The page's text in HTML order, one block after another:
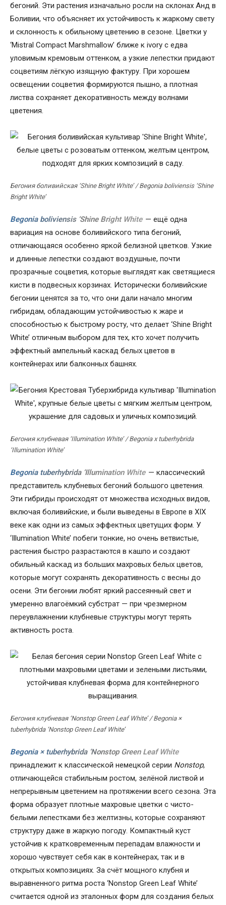
бегоний. Эти растения изначально росли на склонах Анд в
Боливии, что объясняет их устойчивость к жаркому свету
и склонность к обильному цветению в сезоне. Цветки у
‘Mistral Compact Marshmallow’ ближе к ivory с едва
уловимым кремовым оттенком, а узкие лепестки придают
соцветиям лёгкую изящную фактуру. При хорошем
освещении соцветия формируются пышно, а плотная
листва сохраняет декоративность между волнами
цветения.
Бегония боливийская ‘Shine Bright White’ / Begonia boliviensis ‘Shine
Bright White’
Begonia boliviensis ‘Shine Bright White’ — ещё одна
вариация на основе боливийского типа бегоний,
отличающаяся особенно яркой белизной цветков. Узкие
и длинные лепестки создают воздушные, почти
прозрачные соцветия, которые выглядят как светящиеся
кисти в подвесных корзинах. Исторически боливийские
бегонии ценятся за то, что они дали начало многим
гибридам, обладающим устойчивостью к жаре и
способностью к быстрому росту, что делает ‘Shine Bright
White’ отличным выбором для тех, кто хочет получить
эффектный ампельный каскад белых цветов в
контейнерах или балконных башнях.
Бегония клубневая ‘Illumination White’ / Begonia x tuberhybrida
‘Illumination White’
Begonia tuberhybrida ‘Illumination White’ — классический
представитель клубневых бегоний большого цветения.
Эти гибриды происходят от множества исходных видов,
включая боливийские, и были выведены в Европе в XIX
веке как одни из самых эффектных цветущих форм. У
‘Illumination White’ побеги тонкие, но очень ветвистые,
растения быстро разрастаются в кашпо и создают
обильный каскад из больших махровых белых цветов,
которые могут сохранять декоративность с весны до
осени. Эти бегонии любят яркий рассеянный свет и
умеренно влагоёмкий субстрат — при чрезмерном
переувлажнении клубневые структуры могут терять
активность роста.
Бегония клубневая ‘Nonstop Green Leaf White’ / Begonia ×
tuberhybrida ‘Nonstop Green Leaf White’
Begonia × tuberhybrida ‘Nonstop Green Leaf White’
принадлежит к классической немецкой серии Nonstop,
отличающейся стабильным ростом, зелёной листвой и
непрерывным цветением на протяжении всего сезона. Эта
форма образует плотные махровые цветки с чисто-
белыми лепестками без желтизны, которые сохраняют
структуру даже в жаркую погоду. Компактный куст
устойчив к кратковременным перепадам влажности и
хорошо чувствует себя как в контейнерах, так и в
открытых композициях. За счёт мощного клубня и
выравненного ритма роста ‘Nonstop Green Leaf White’
считается одной из эталонных форм для создания белых